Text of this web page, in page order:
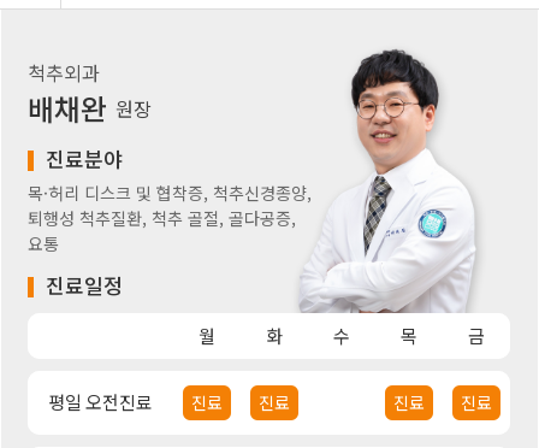
척추외과
배채완 원장
진료분야
목·허리 디스크 및 협착증, 척추신경종양,
퇴행성 척추질환, 척추 골절, 골다공증,
요통
진료일정
월 화 수 목 금
평일 오전진료 진료 진료 진료 진료